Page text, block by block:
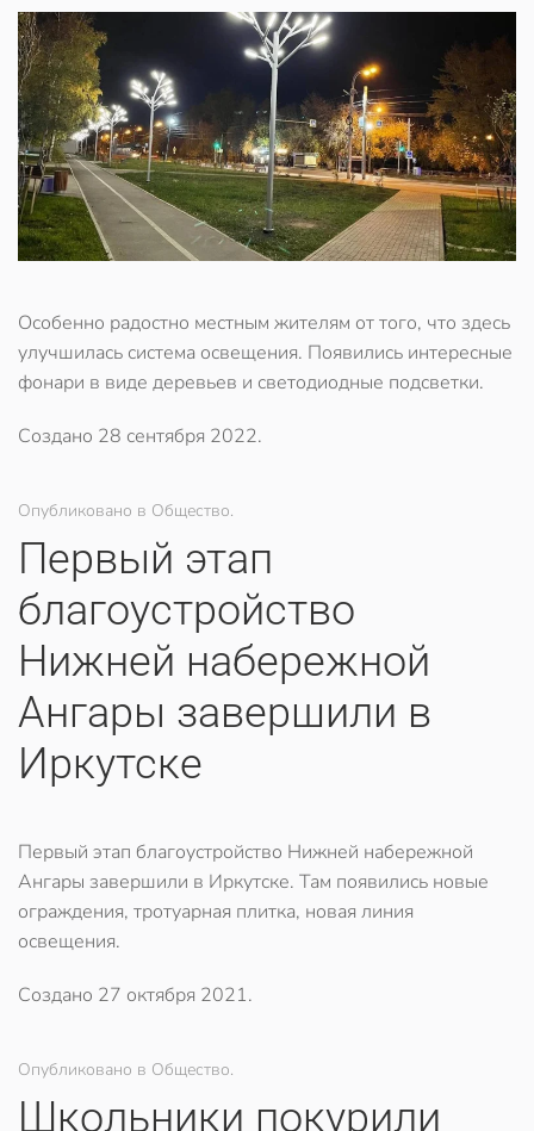
Особенно радостно местным жителям от того, что здесь
улучшилась система освещения. Появились интересные
фонари в виде деревьев и светодиодные подсветки.
Создано 28 сентября 2022.
Опубликовано в Общество.
Первый этап
благоустройство
Нижней набережной
Ангары завершили в
Иркутске
Первый этап благоустройство Нижней набережной
Ангары завершили в Иркутске. Там появились новые
ограждения, тротуарная плитка, новая линия
освещения.
Создано 27 октября 2021.
Опубликовано в Общество.
Школьники покурили